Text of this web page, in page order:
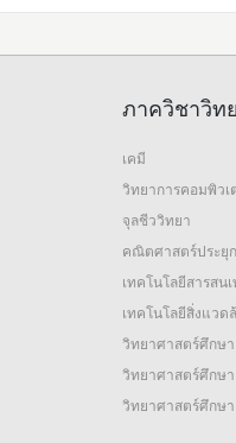
ภาควิชาวิท
เคมี
วิทยาการคอมพิวเ
จุลชีววิทยา
คณิตศาสตร์ประยุ
เทคโนโลยีสารสน
เทคโนโลยีสิ่งแวด
วิทยาศาสตร์ศึกษ
วิทยาศาสตร์ศึกษ
วิทยาศาสตร์ศึกษ